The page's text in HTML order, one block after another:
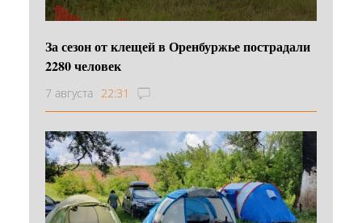
За сезон от клещей в Оренбуржье пострадали
2280 человек
7 августа 22:31